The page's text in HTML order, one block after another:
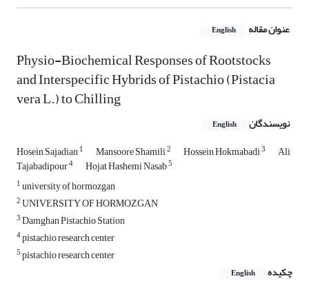
عنوان مقاله English
Physio-Biochemical Responses of Rootstocks
and Interspecific Hybrids of Pistachio (Pistacia
vera L.) to Chilling
نویسندگان English
Hosein Sajadian1 Mansoore Shamili2 Hossein Hokmabadi3 Ali
Tajabadipour4 Hojat Hashemi Nasab5
1university of hormozgan
2UNIVERSITY OF HORMOZGAN
3Damghan Pistachio Station
4pistachio research center
5pistachio research center
چکیده
English